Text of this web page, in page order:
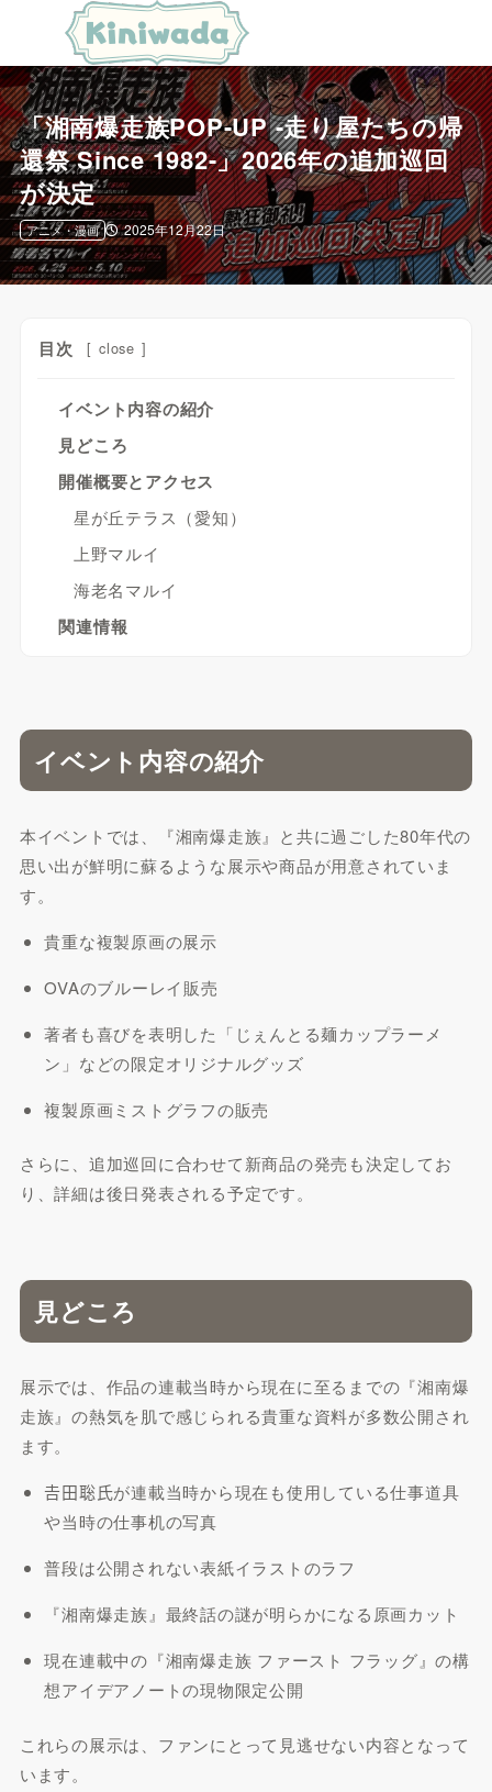
「湘南爆走族POP-UP -走り屋たちの帰
還祭 Since 1982-」2026年の追加巡回
が決定
2025年12月22日
アニメ・漫画
目次 [ close ]
イベント内容の紹介
見どころ
開催概要とアクセス
星が丘テラス（愛知）
上野マルイ
海老名マルイ
関連情報
イベント内容の紹介
本イベントでは、『湘南爆走族』と共に過ごした80年代の
思い出が鮮明に蘇るような展示や商品が用意されていま
す。
貴重な複製原画の展示
OVAのブルーレイ販売
著者も喜びを表明した「じぇんとる麺カップラーメ
ン」などの限定オリジナルグッズ
複製原画ミストグラフの販売
さらに、追加巡回に合わせて新商品の発売も決定してお
り、詳細は後日発表される予定です。
見どころ
展示では、作品の連載当時から現在に至るまでの『湘南爆
走族』の熱気を肌で感じられる貴重な資料が多数公開され
ます。
𠮷田聡氏が連載当時から現在も使用している仕事道具
や当時の仕事机の写真
普段は公開されない表紙イラストのラフ
『湘南爆走族』最終話の謎が明らかになる原画カット
現在連載中の『湘南爆走族 ファースト フラッグ』の構
想アイデアノートの現物限定公開
これらの展示は、ファンにとって見逃せない内容となって
います。